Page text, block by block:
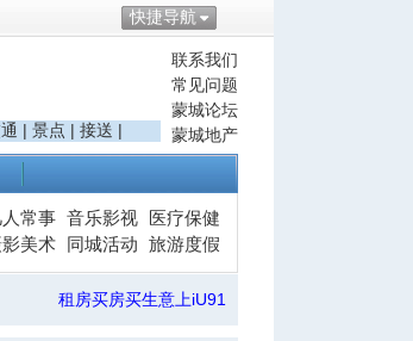
快捷导航
联系我们
常见问题
蒙城论坛
蒙城地产
| 景点 | 接送 |
人常事 音乐影视
医疗保健
美术 同城活动 旅游度假
租房买房买生意上iU91